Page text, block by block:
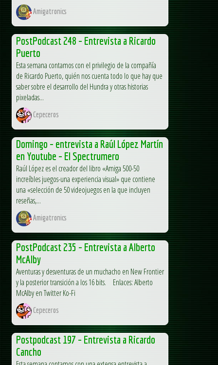
Amigatronics
PostPodcast 248 – Entrevista a Ricardo
Puerto
Esta semana contamos con el privilegio de la compañía
de Ricardo Puerto, quién nos cuenta todo lo que hay que
saber sobre el desarrollo del Hundra y otras historias
pixeladas...
Cepeceros
Domingo – entrevista a Raúl López Martín
en Youtube – El Spectrumero
Raúl López es el creador del libro «Amiga 500-50
increíbles juegos-una experiencia visual» que contiene
una «selección de 50 videojuegos en la que incluyen
reseñas,...
Amigatronics
PostPodcast 235 – Entrevista a Alberto
McAlby
Aventuras y desventuras de un muchacho en New Frontier
y la posterior transición a los 16 bits. Enlaces: Alberto
McAlby en Twitter Ko-Fi
Cepeceros
Postpodcast 197 – Entrevista a Ricardo
Cancho